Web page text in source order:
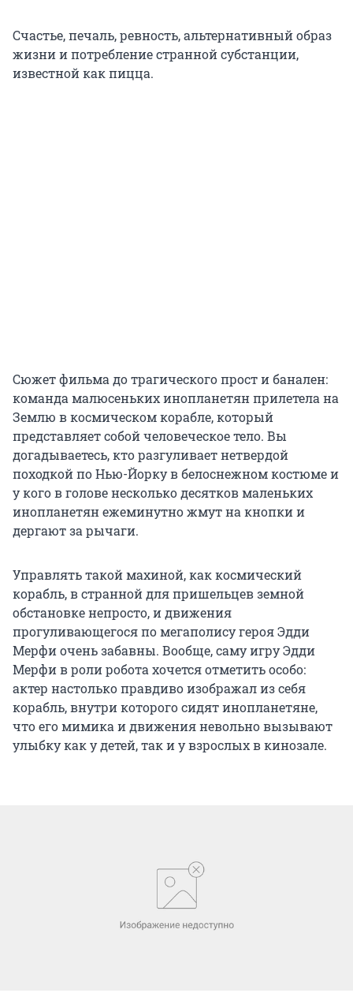
Счастье, печаль, ревность, альтернативный образ
жизни и потребление странной субстанции,
известной как пицца.
Сюжет фильма до трагического прост и банален:
команда малюсеньких инопланетян прилетела на
Землю в космическом корабле, который
представляет собой человеческое тело. Вы
догадываетесь, кто разгуливает нетвердой
походкой по Нью-Йорку в белоснежном костюме и
у кого в голове несколько десятков маленьких
инопланетян ежеминутно жмут на кнопки и
дергают за рычаги.
Управлять такой махиной, как космический
корабль, в странной для пришельцев земной
обстановке непросто, и движения
прогуливающегося по мегаполису героя Эдди
Мерфи очень забавны. Вообще, саму игру Эдди
Мерфи в роли робота хочется отметить особо:
актер настолько правдиво изображал из себя
корабль, внутри которого сидят инопланетяне,
что его мимика и движения невольно вызывают
улыбку как у детей, так и у взрослых в кинозале.